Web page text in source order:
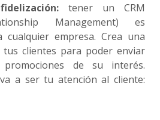
tener un CRM
Management) es
cualquier empresa. Crea una
tus clientes para poder enviar
de su interés.
a ser tu atención al cliente: